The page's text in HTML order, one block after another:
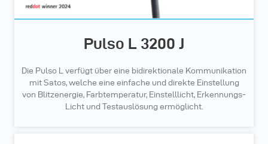
Pulso L 3200 J
Die Pulso L verfügt über eine bidirektionale Kommunikation
mit Satos, welche eine einfache und direkte Einstellung
von Blitzenergie, Farbtemperatur, Einstelllicht, Erkennungs-
Licht und Testauslösung ermöglicht.